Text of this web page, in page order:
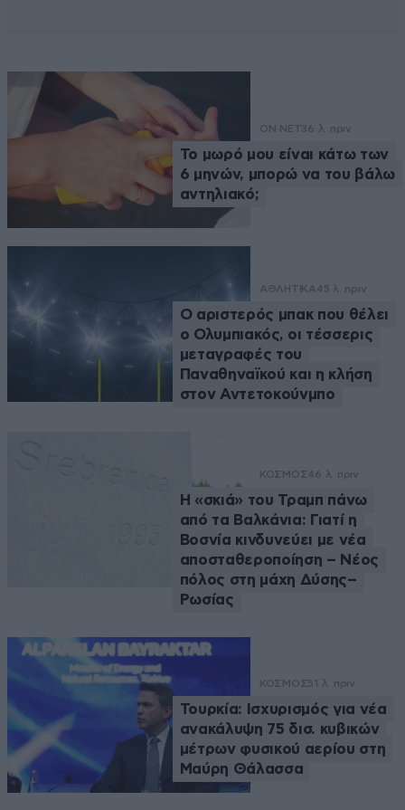
ON NET36 λ. πριν
Το μωρό μου είναι κάτω των
6 μηνών, μπορώ να του βάλω
αντηλιακό;
ΑΘΛΗΤΙΚΑ45 λ. πριν
Ο αριστερός μπακ που θέλει
ο Ολυμπιακός, οι τέσσερις
μεταγραφές του
Παναθηναϊκού και η κλήση
στον Αντετοκούνμπο
ΚΟΣΜΟΣ46 λ. πριν
Η «σκιά» του Τραμπ πάνω
από τα Βαλκάνια: Γιατί η
Βοσνία κινδυνεύει με νέα
αποσταθεροποίηση – Νέος
πόλος στη μάχη Δύσης–
Ρωσίας
ΚΟΣΜΟΣ51 λ. πριν
Τουρκία: Ισχυρισμός για νέα
ανακάλυψη 75 δισ. κυβικών
μέτρων φυσικού αερίου στη
Μαύρη Θάλασσα